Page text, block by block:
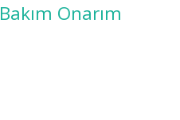
Bakım Onarım